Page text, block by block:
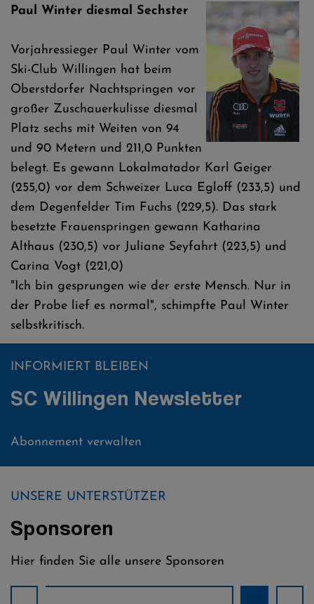
Paul Winter diesmal Sechster
Vorjahressieger Paul Winter vom
Ski-Club Willingen hat beim
Oberstdorfer Nachtspringen vor
großer Zuschauerkulisse diesmal
Platz sechs mit Weiten von 94
und 90 Metern und 211,0 Punkten
belegt. Es gewann Lokalmatador Karl Geiger
(255,0) vor dem Schweizer Luca Egloff (233,5) und
dem Degenfelder Tim Fuchs (229,5). Das stark
besetzte Frauenspringen gewann Katharina
Althaus (230,5) vor Juliane Seyfahrt (223,5) und
Carina Vogt (221,0)
"Ich bin gesprungen wie der erste Mensch. Nur in
der Probe lief es normal", schimpfte Paul Winter
selbstkritisch.
INFORMIERT BLEIBEN
SC Willingen Newsletter
Abonnement verwalten
UNSERE UNTERSTÜTZER
Sponsoren
Hier finden Sie alle unsere Sponsoren